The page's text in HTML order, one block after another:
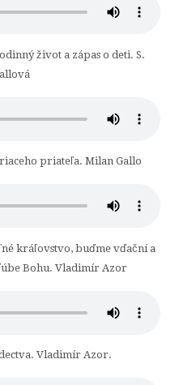
život a zápas o deti. S.
priateľa. Milan Gallo
kráľovstvo, buďme vďační a
Bohu. Vladimír Azor
Vladimír Azor.